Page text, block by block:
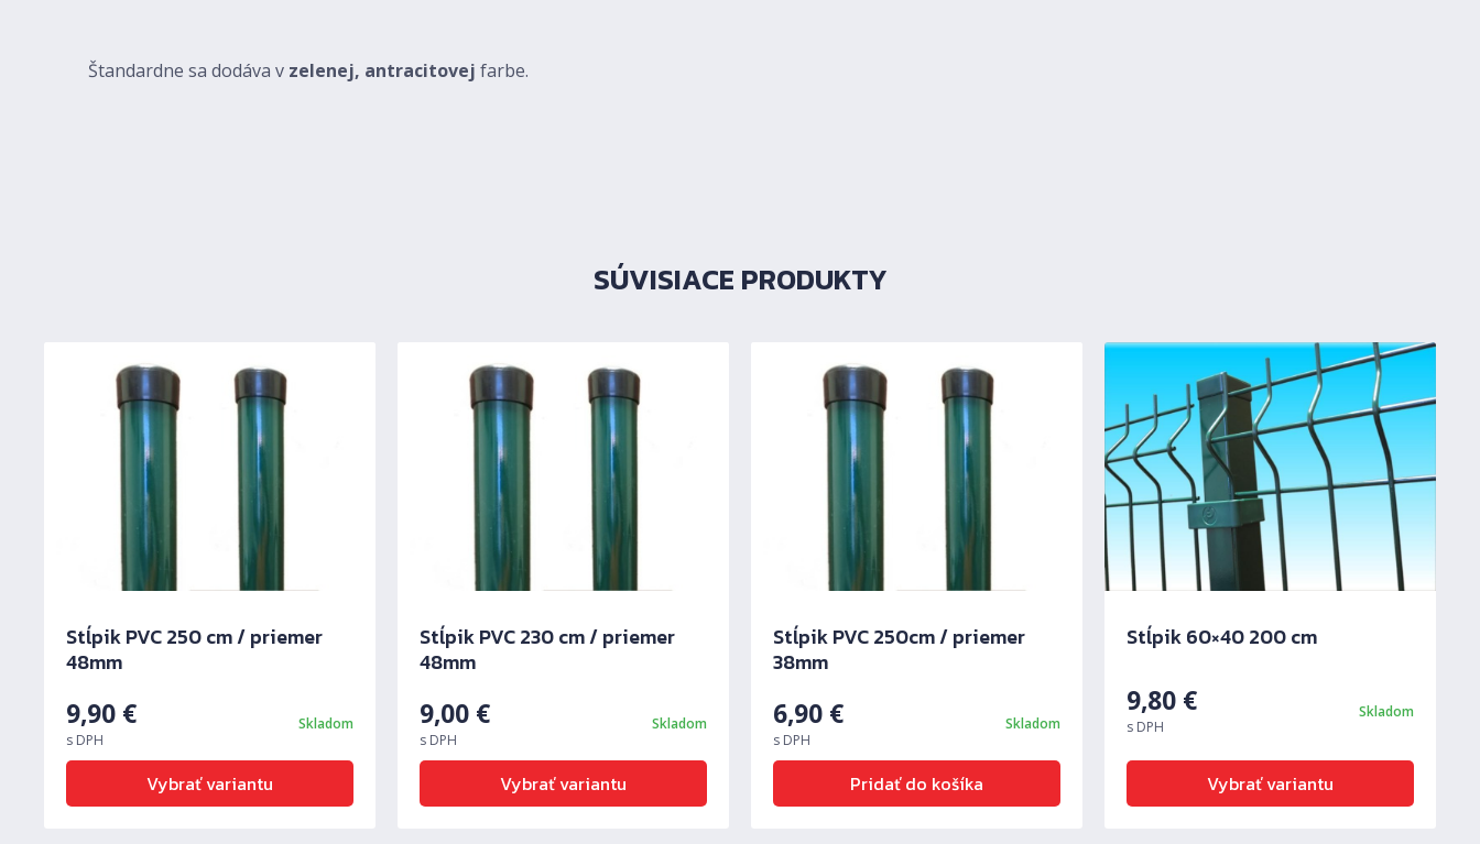
Štandardne sa dodáva v zelenej, antracitovej farbe.
SÚVISIACE PRODUKTY
Stĺpik PVC 250 cm / priemer
48mm
9,90 €
s DPH
Skladom
Vybrať variantu
Stĺpik PVC 230 cm / priemer
48mm
9,00 €
s DPH
Skladom
Vybrať variantu
Stĺpik PVC 250cm / priemer
38mm
6,90 €
s DPH
Skladom
Pridať do košíka
Stĺpik 60×40 200 cm
9,80 €
s DPH
Skladom
Vybrať variantu